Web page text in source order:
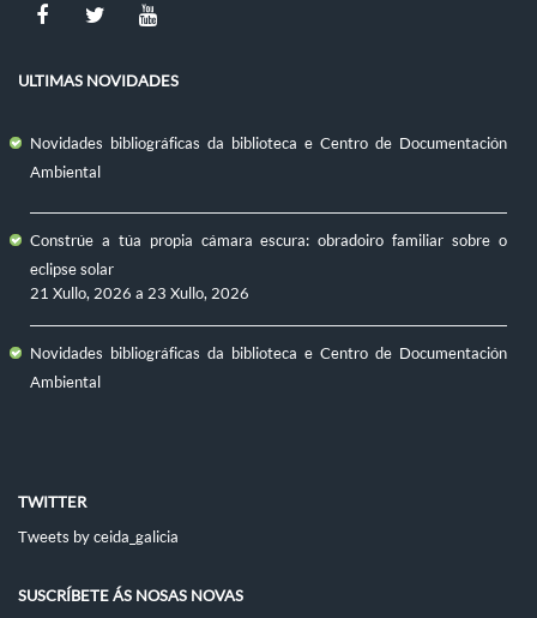
ULTIMAS NOVIDADES
Novidades bibliográficas da biblioteca e Centro de Documentación
Ambiental
Constrúe a túa propia cámara escura: obradoiro familiar sobre o
eclipse solar
21 Xullo, 2026 a 23 Xullo, 2026
Novidades bibliográficas da biblioteca e Centro de Documentación
Ambiental
TWITTER
Tweets by ceida_galicia
SUSCRÍBETE ÁS NOSAS NOVAS